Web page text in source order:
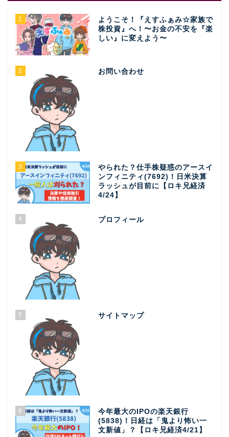
1
ようこそ！『えすふぁみ☆家族で
株投資』へ！〜お金の不安を『楽
しい』に変えよう〜
2 お問い合わせ
3
やられた？仕手株疑惑のアースイ
ンフィニティ(7692)！日米決算
ラッシュが目前に【ロキ兄経済
4/24】
4 プロフィール
5 サイトマップ
6
今年最大のIPOの楽天銀行
(5838)！日経は「鬼より怖い一
文新値」？【ロキ兄経済4/21】